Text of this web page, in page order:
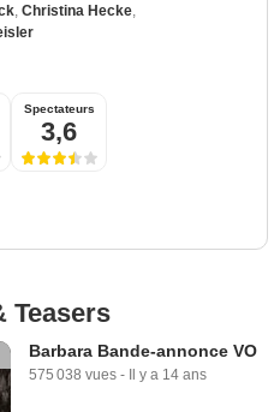
Christina Hecke
Spectateurs
3,6
Teasers
Barbara Bande-annonce VO
575 038 vues - Il y a 14 ans